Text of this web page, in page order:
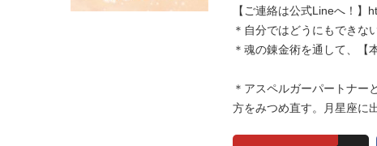
【ご連絡は公式Lineへ！】
＊自分ではどうにもできな
＊魂の錬金術を通して、【
＊アスペルガーパートナー
方をみつめ直す。月星座に